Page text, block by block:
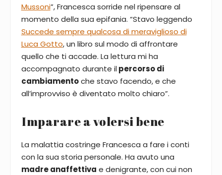
Mussoni”, Francesca sorride nel ripensare al
momento della sua epifania. “Stavo leggendo
Succede sempre qualcosa di meraviglioso di
Luca Gotto, un libro sul modo di affrontare
quello che ti accade. La lettura mi ha
accompagnato durante ilpercorso di
cambiamentoche stavo facendo, e che
all’improvviso è diventato molto chiaro”.
Imparare a volersi bene
La malattia costringe Francesca a fare i conti
con la sua storia personale. Ha avuto una
madre anaffettiva e denigrante, con cui non